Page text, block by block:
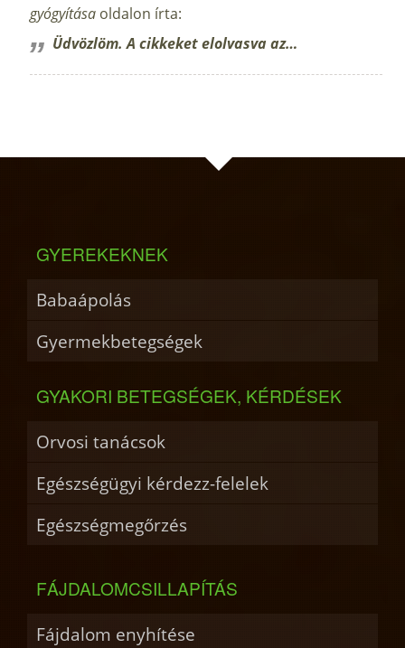
gyógyítása oldalon írta:
Üdvözlöm. A cikkeket elolvasva az…
GYEREKEKNEK
Babaápolás
Gyermekbetegségek
GYAKORI BETEGSÉGEK, KÉRDÉSEK
Orvosi tanácsok
Egészségügyi kérdezz-felelek
Egészségmegőrzés
FÁJDALOMCSILLAPÍTÁS
Fájdalom enyhítése